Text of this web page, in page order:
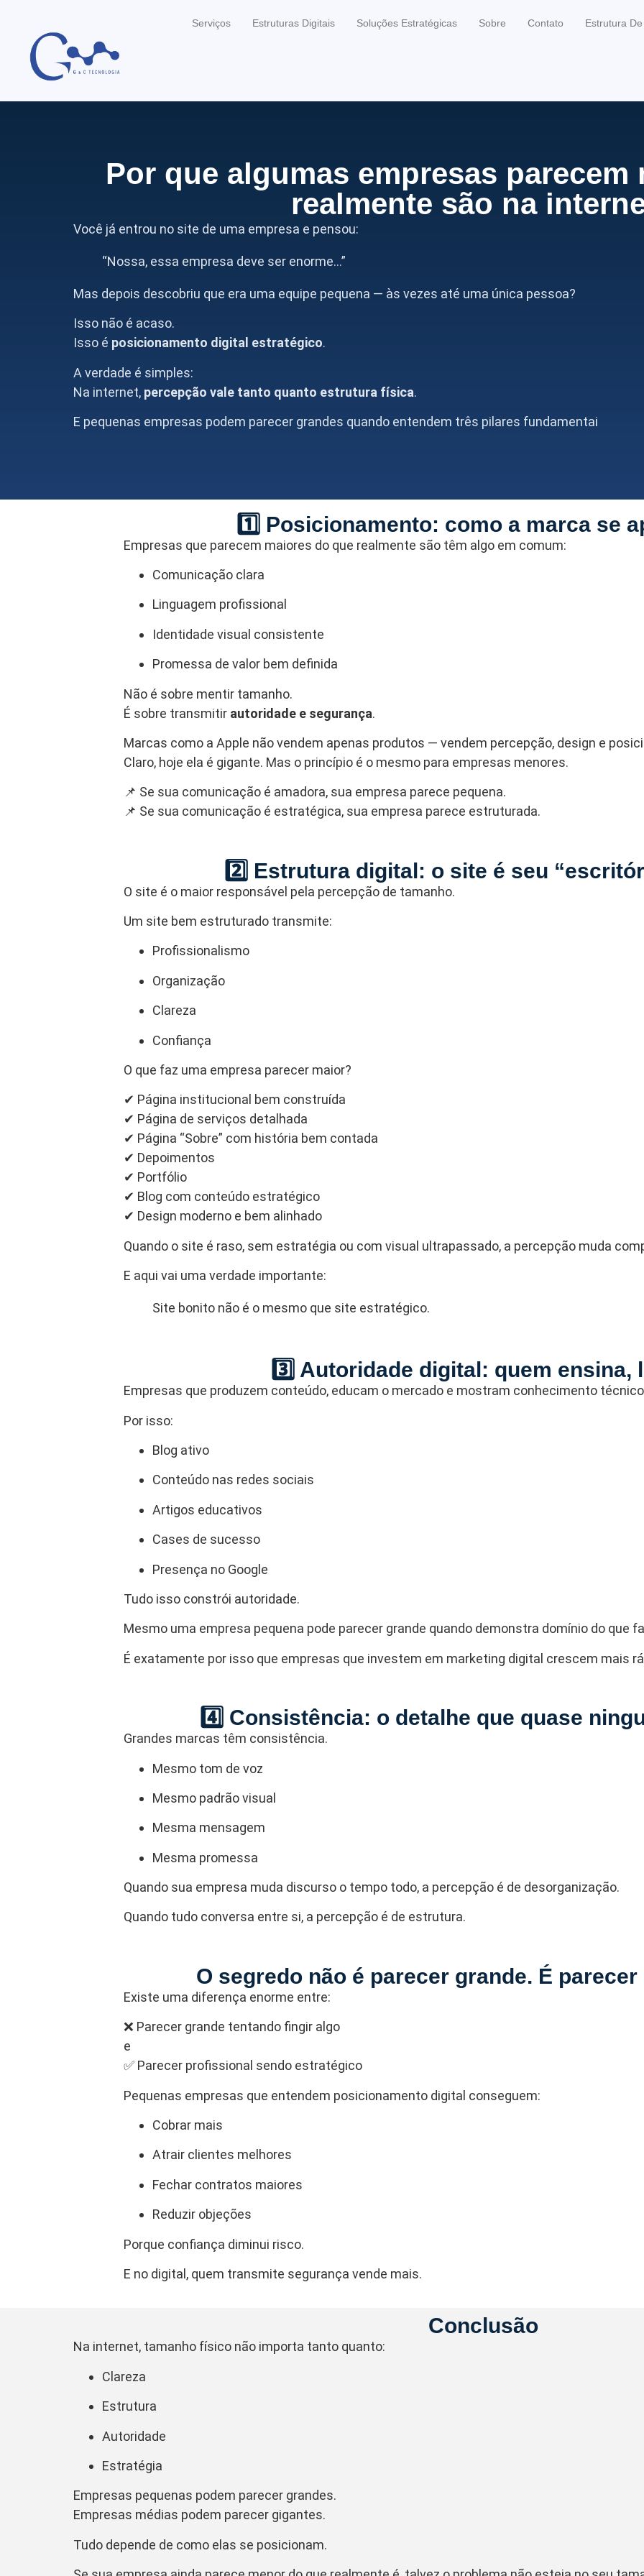
Serviços Estruturas Digitais Soluções Estratégicas Sobre Contato Estrutura
Por que algumas empresas parecem
realmente são na
Você já entrou no site de uma empresa e pensou:
“Nossa, essa empresa deve ser enorme…”
Mas depois descobriu que era uma equipe pequena — às vezes até uma única pessoa?
Isso não é acaso.
Isso é posicionamento digital estratégico.
A verdade é simples:
Na internet, percepção vale tanto quanto estrutura física.
E pequenas empresas podem parecer grandes quando entendem três pilares fundamentai
1️⃣ Posicionamento: como a marca se
Empresas que parecem maiores do que realmente são têm algo em comum:
Comunicação clara
Linguagem profissional
Identidade visual consistente
Promessa de valor bem definida
Não é sobre mentir tamanho.
É sobre transmitir autoridade e segurança.
Marcas como a Apple não vendem apenas produtos — vendem percepção, design e
Claro, hoje ela é gigante. Mas o princípio é o mesmo para empresas menores.
📌 Se sua comunicação é amadora, sua empresa parece pequena.
📌 Se sua comunicação é estratégica, sua empresa parece estruturada.
2️⃣ Estrutura digital: o site é seu
O site é o maior responsável pela percepção de tamanho.
Um site bem estruturado transmite:
Profissionalismo
Organização
Clareza
Confiança
O que faz uma empresa parecer maior?
✔ Página institucional bem construída
✔ Página de serviços detalhada
✔ Página “Sobre” com história bem contada
✔ Depoimentos
✔ Portfólio
✔ Blog com conteúdo estratégico
✔ Design moderno e bem alinhado
Quando o site é raso, sem estratégia ou com visual ultrapassado, a percepção muda
E aqui vai uma verdade importante:
Site bonito não é o mesmo que site estratégico.
3️⃣ Autoridade digital: quem ensina,
Empresas que produzem conteúdo, educam o mercado e mostram conhecimento
Por isso:
Blog ativo
Conteúdo nas redes sociais
Artigos educativos
Cases de sucesso
Presença no Google
Tudo isso constrói autoridade.
Mesmo uma empresa pequena pode parecer grande quando demonstra domínio do que
É exatamente por isso que empresas que investem em marketing digital crescem mais
4️⃣ Consistência: o detalhe que quase
Grandes marcas têm consistência.
Mesmo tom de voz
Mesmo padrão visual
Mesma mensagem
Mesma promessa
Quando sua empresa muda discurso o tempo todo, a percepção é de desorganização.
Quando tudo conversa entre si, a percepção é de estrutura.
O segredo não é parecer grande. É
Existe uma diferença enorme entre:
❌ Parecer grande tentando fingir algo
e
✅ Parecer profissional sendo estratégico
Pequenas empresas que entendem posicionamento digital conseguem:
Cobrar mais
Atrair clientes melhores
Fechar contratos maiores
Reduzir objeções
Porque confiança diminui risco.
E no digital, quem transmite segurança vende mais.
Conclusão
Na internet, tamanho físico não importa tanto quanto:
Clareza
Estrutura
Autoridade
Estratégia
Empresas pequenas podem parecer grandes.
Empresas médias podem parecer gigantes.
Tudo depende de como elas se posicionam.